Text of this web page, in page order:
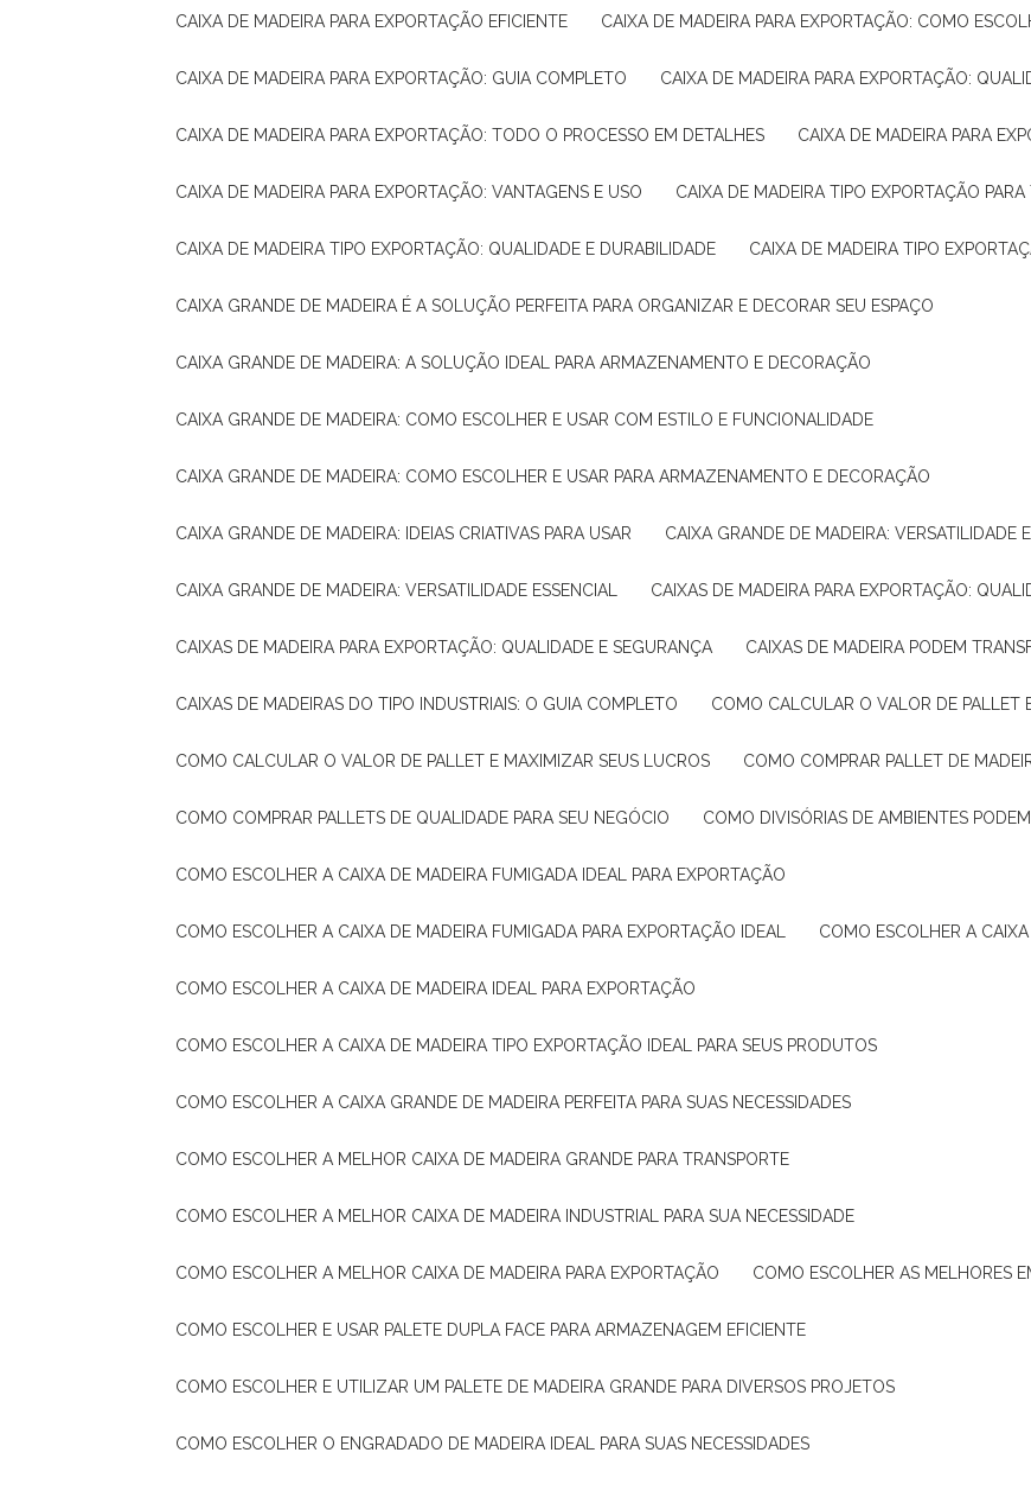
CAIXA DE MADEIRA PARA EXPORTAÇÃO EFICIENTE CAIXA DE MADEIRA PARA EXPORTAÇÃO: COMO
CAIXA DE MADEIRA PARA EXPORTAÇÃO: GUIA COMPLETO CAIXA DE MADEIRA PARA EXPORTAÇÃO:
CAIXA DE MADEIRA PARA EXPORTAÇÃO: TODO O PROCESSO EM DETALHES CAIXA DE MADEIRA PARA
CAIXA DE MADEIRA PARA EXPORTAÇÃO: VANTAGENS E USO CAIXA DE MADEIRA TIPO EXPORTAÇÃO
CAIXA DE MADEIRA TIPO EXPORTAÇÃO: QUALIDADE E DURABILIDADE CAIXA DE MADEIRA TIPO
CAIXA GRANDE DE MADEIRA É A SOLUÇÃO PERFEITA PARA ORGANIZAR E DECORAR SEU ESPAÇO
CAIXA GRANDE DE MADEIRA: A SOLUÇÃO IDEAL PARA ARMAZENAMENTO E DECORAÇÃO
CAIXA GRANDE DE MADEIRA: COMO ESCOLHER E USAR COM ESTILO E FUNCIONALIDADE
CAIXA GRANDE DE MADEIRA: COMO ESCOLHER E USAR PARA ARMAZENAMENTO E DECORAÇÃO
CAIXA GRANDE DE MADEIRA: IDEIAS CRIATIVAS PARA USAR CAIXA GRANDE DE MADEIRA: VERSATILIDADE
CAIXA GRANDE DE MADEIRA: VERSATILIDADE ESSENCIAL CAIXAS DE MADEIRA PARA EXPORTAÇÃO:
CAIXAS DE MADEIRA PARA EXPORTAÇÃO: QUALIDADE E SEGURANÇA CAIXAS DE MADEIRA PODEM
CAIXAS DE MADEIRAS DO TIPO INDUSTRIAIS: O GUIA COMPLETO COMO CALCULAR O VALOR DE PALLET
COMO CALCULAR O VALOR DE PALLET E MAXIMIZAR SEUS LUCROS COMO COMPRAR PALLET DE
COMO COMPRAR PALLETS DE QUALIDADE PARA SEU NEGÓCIO COMO DIVISÓRIAS DE AMBIENTES
COMO ESCOLHER A CAIXA DE MADEIRA FUMIGADA IDEAL PARA EXPORTAÇÃO
COMO ESCOLHER A CAIXA DE MADEIRA FUMIGADA PARA EXPORTAÇÃO IDEAL COMO ESCOLHER A
COMO ESCOLHER A CAIXA DE MADEIRA IDEAL PARA EXPORTAÇÃO
COMO ESCOLHER A CAIXA DE MADEIRA TIPO EXPORTAÇÃO IDEAL PARA SEUS PRODUTOS
COMO ESCOLHER A CAIXA GRANDE DE MADEIRA PERFEITA PARA SUAS NECESSIDADES
COMO ESCOLHER A MELHOR CAIXA DE MADEIRA GRANDE PARA TRANSPORTE
COMO ESCOLHER A MELHOR CAIXA DE MADEIRA INDUSTRIAL PARA SUA NECESSIDADE
COMO ESCOLHER A MELHOR CAIXA DE MADEIRA PARA EXPORTAÇÃO COMO ESCOLHER AS MELHORES
COMO ESCOLHER E USAR PALETE DUPLA FACE PARA ARMAZENAGEM EFICIENTE
COMO ESCOLHER E UTILIZAR UM PALETE DE MADEIRA GRANDE PARA DIVERSOS PROJETOS
COMO ESCOLHER O ENGRADADO DE MADEIRA IDEAL PARA SUAS NECESSIDADES